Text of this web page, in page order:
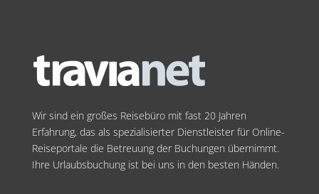
Wir sind ein großes Reisebüro mit fast 20 Jahren
Erfahrung, das als spezialisierter Dienstleister für Online-
Reiseportale die Betreuung der Buchungen übernimmt.
Ihre Urlaubsbuchung ist bei uns in den besten Händen.